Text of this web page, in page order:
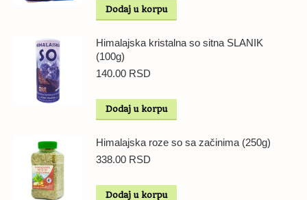
Dodaj u korpu
Himalajska kristalna so sitna SLANIK
(100g)
140.00 RSD
Dodaj u korpu
Himalajska roze so sa začinima (250g)
338.00 RSD
Dodaj u korpu